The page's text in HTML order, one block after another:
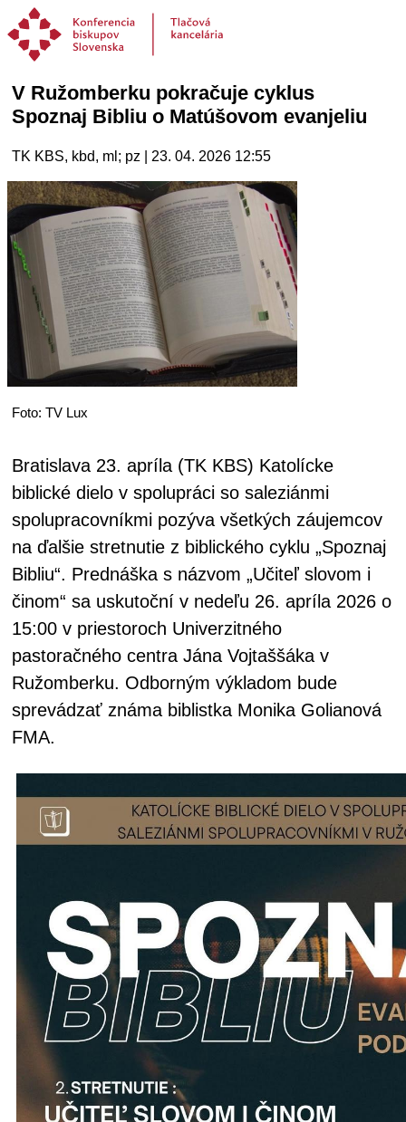
V Ružomberku pokračuje cyklus
Spoznaj Bibliu o Matúšovom evanjeliu
TK KBS, kbd, ml; pz | 23. 04. 2026 12:55
Foto: TV Lux
Bratislava 23. apríla (TK KBS) Katolícke
biblické dielo v spolupráci so saleziánmi
spolupracovníkmi pozýva všetkých záujemcov
na ďalšie stretnutie z biblického cyklu „Spoznaj
Bibliu“. Prednáška s názvom „Učiteľ slovom i
činom“ sa uskutoční v nedeľu 26. apríla 2026 o
15:00 v priestoroch Univerzitného
pastoračného centra Jána Vojtaššáka v
Ružomberku. Odborným výkladom bude
sprevádzať známa biblistka Monika Golianová
FMA.